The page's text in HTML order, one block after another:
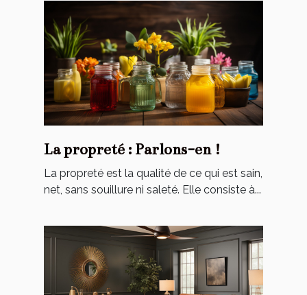
La propreté : Parlons-en !
La propreté est la qualité de ce qui est sain,
net, sans souillure ni saleté. Elle consiste à...